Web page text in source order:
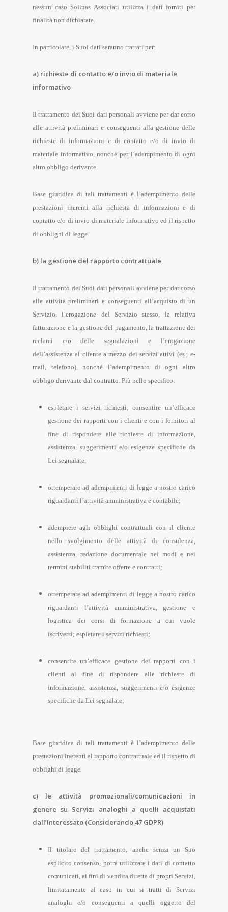
nessun caso Solinas Associati utilizza i dati forniti per
finalità non dichiarate.
In particolare, i Suoi dati saranno trattati per:
a) richieste di contatto e/o invio di materiale
informativo
Il trattamento dei Suoi dati personali avviene per dar corso
alle attività preliminari e conseguenti alla gestione delle
richieste di informazioni e di contatto e/o di invio di
materiale informativo, nonché per l’adempimento di ogni
altro obbligo derivante.
Base giuridica di tali trattamenti è l’adempimento delle
prestazioni inerenti alla richiesta di informazioni e di
contatto e/o di invio di materiale informativo ed il rispetto
di obblighi di legge.
b) la gestione del rapporto contrattuale
Il trattamento dei Suoi dati personali avviene per dar corso
alle attività preliminari e conseguenti all’acquisto di un
Servizio, l’erogazione del Servizio stesso, la relativa
fatturazione e la gestione del pagamento, la trattazione dei
reclami e/o delle segnalazioni e l’erogazione
dell’assistenza al cliente a mezzo dei servizi attivi (es.: e-
mail, telefono), nonché l’adempimento di ogni altro
obbligo derivante dal contratto. Più nello specifico:
espletare i servizi richiesti, consentire un’efficace
gestione dei rapporti con i clienti e con i fornitori al
fine di rispondere alle richieste di informazione,
assistenza, suggerimenti e/o esigenze specifiche da
Lei segnalate;
ottemperare ad adempimenti di legge a nostro carico
riguardanti l’attività amministrativa e contabile;
adempiere agli obblighi contrattuali con il cliente
nello svolgimento delle attività di consulenza,
assistenza, redazione documentale nei modi e nei
termini stabiliti tramite offerte e contratti;
ottemperare ad adempimenti di legge a nostro carico
riguardanti l’attività amministrativa, gestione e
logistica dei corsi di formazione a cui vuole
iscriversi; espletare i servizi richiesti;
consentire un’efficace gestione dei rapporti con i
clienti al fine di rispondere alle richieste di
informazione, assistenza, suggerimenti e/o esigenze
specifiche da Lei segnalate;
Base giuridica di tali trattamenti è l’adempimento delle
prestazioni inerenti al rapporto contrattuale ed il rispetto di
obblighi di legge.
c) le attività promozionali/comunicazioni in
genere su Servizi analoghi a quelli acquistati
dall’Interessato (Considerando 47 GDPR)
Il titolare del trattamento, anche senza un Suo
esplicito consenso, potrà utilizzare i dati di contatto
comunicati, ai fini di vendita diretta di propri Servizi,
limitatamente al caso in cui si tratti di Servizi
analoghi e/o conseguenti a quelli oggetto del